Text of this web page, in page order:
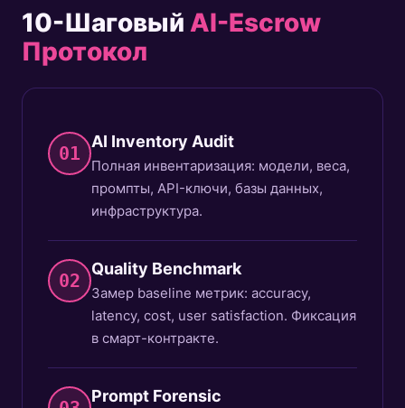
10-Шаговый AI-Escrow
Протокол
01
AI Inventory Audit
Полная инвентаризация: модели, веса,
промпты, API-ключи, базы данных,
инфраструктура.
02
Quality Benchmark
Замер baseline метрик: accuracy,
latency, cost, user satisfaction. Фиксация
в смарт-контракте.
Prompt Forensic